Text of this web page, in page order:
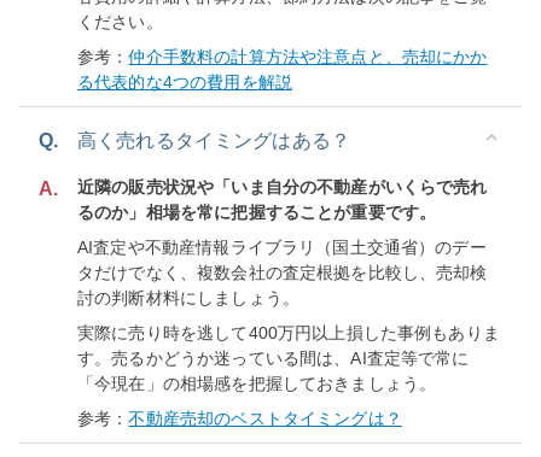
ください。
参考：仲介手数料の計算方法や注意点と、売却にかか
る代表的な4つの費用を解説
Q. 高く売れるタイミングはある？
A.
近隣の販売状況や「いま自分の不動産がいくらで売れ
るのか」相場を常に把握することが重要です。
AI査定や不動産情報ライブラリ（国土交通省）のデー
タだけでなく、複数会社の査定根拠を比較し、売却検
討の判断材料にしましょう。
実際に売り時を逃して400万円以上損した事例もありま
す。売るかどうか迷っている間は、AI査定等で常に
「今現在」の相場感を把握しておきましょう。
参考：不動産売却のベストタイミングは？